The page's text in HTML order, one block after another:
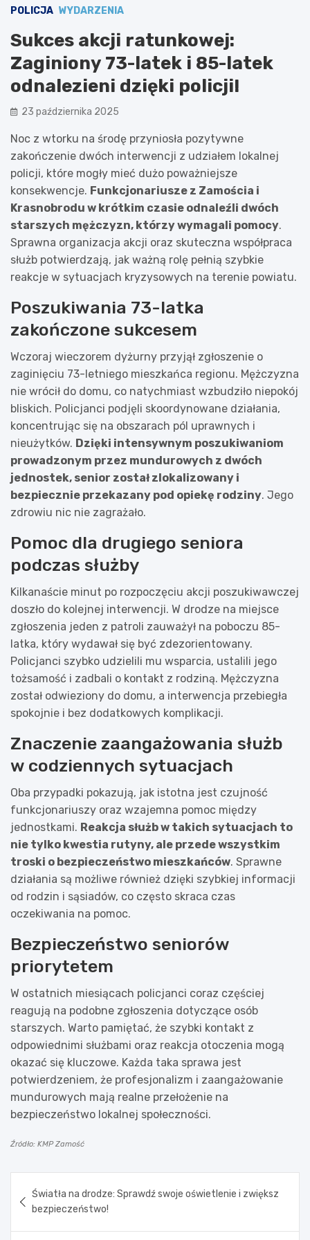
POLICJA WYDARZENIA
Sukces akcji ratunkowej:
Zaginiony 73-latek i 85-latek
odnalezieni dzięki policji!
23 października 2025
Noc z wtorku na środę przyniosła pozytywne
zakończenie dwóch interwencji z udziałem lokalnej
policji, które mogły mieć dużo poważniejsze
konsekwencje. Funkcjonariusze z Zamościa i
Krasnobrodu w krótkim czasie odnaleźli dwóch
starszych mężczyzn, którzy wymagali pomocy.
Sprawna organizacja akcji oraz skuteczna współpraca
służb potwierdzają, jak ważną rolę pełnią szybkie
reakcje w sytuacjach kryzysowych na terenie powiatu.
Poszukiwania 73-latka
zakończone sukcesem
Wczoraj wieczorem dyżurny przyjął zgłoszenie o
zaginięciu 73-letniego mieszkańca regionu. Mężczyzna
nie wrócił do domu, co natychmiast wzbudziło niepokój
bliskich. Policjanci podjęli skoordynowane działania,
koncentrując się na obszarach pól uprawnych i
nieużytków. Dzięki intensywnym poszukiwaniom
prowadzonym przez mundurowych z dwóch
jednostek, senior został zlokalizowany i
bezpiecznie przekazany pod opiekę rodziny. Jego
zdrowiu nic nie zagrażało.
Pomoc dla drugiego seniora
podczas służby
Kilkanaście minut po rozpoczęciu akcji poszukiwawczej
doszło do kolejnej interwencji. W drodze na miejsce
zgłoszenia jeden z patroli zauważył na poboczu 85-
latka, który wydawał się być zdezorientowany.
Policjanci szybko udzielili mu wsparcia, ustalili jego
tożsamość i zadbali o kontakt z rodziną. Mężczyzna
został odwieziony do domu, a interwencja przebiegła
spokojnie i bez dodatkowych komplikacji.
Znaczenie zaangażowania służb
w codziennych sytuacjach
Oba przypadki pokazują, jak istotna jest czujność
funkcjonariuszy oraz wzajemna pomoc między
jednostkami. Reakcja służb w takich sytuacjach to
nie tylko kwestia rutyny, ale przede wszystkim
troski o bezpieczeństwo mieszkańców. Sprawne
działania są możliwe również dzięki szybkiej informacji
od rodzin i sąsiadów, co często skraca czas
oczekiwania na pomoc.
Bezpieczeństwo seniorów
priorytetem
W ostatnich miesiącach policjanci coraz częściej
reagują na podobne zgłoszenia dotyczące osób
starszych. Warto pamiętać, że szybki kontakt z
odpowiednimi służbami oraz reakcja otoczenia mogą
okazać się kluczowe. Każda taka sprawa jest
potwierdzeniem, że profesjonalizm i zaangażowanie
mundurowych mają realne przełożenie na
bezpieczeństwo lokalnej społeczności.
Źródło: KMP Zamość
wpisu
Światła na drodze: Sprawdź swoje oświetlenie i zwiększ
bezpieczeństwo!